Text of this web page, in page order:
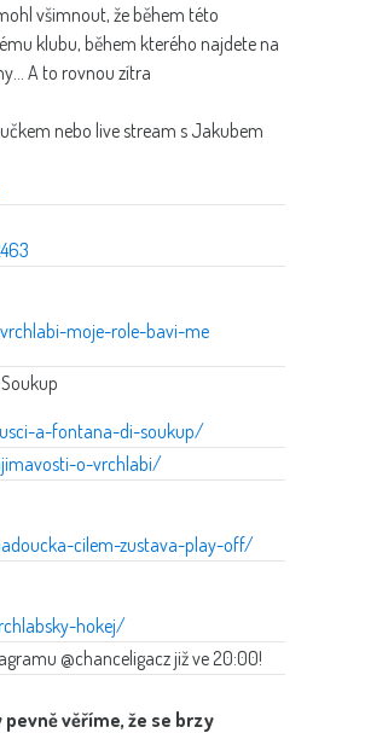
všimnout, že během této
klubu, během kterého najdete na
A to rovnou zítra
nebo live stream s Jakubem
moje-role-bavi-me
a-fontana-di-soukup/
o-vrchlabi/
cilem-zustava-play-off/
hokej/
@chanceligacz již ve 20:00!
pevně věříme, že se brzy